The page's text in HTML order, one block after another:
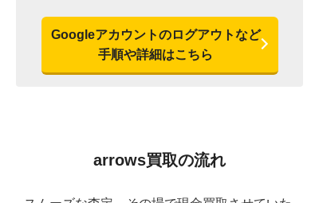
Googleアカウントのログアウトなど
手順や詳細はこちら
arrows買取の流れ